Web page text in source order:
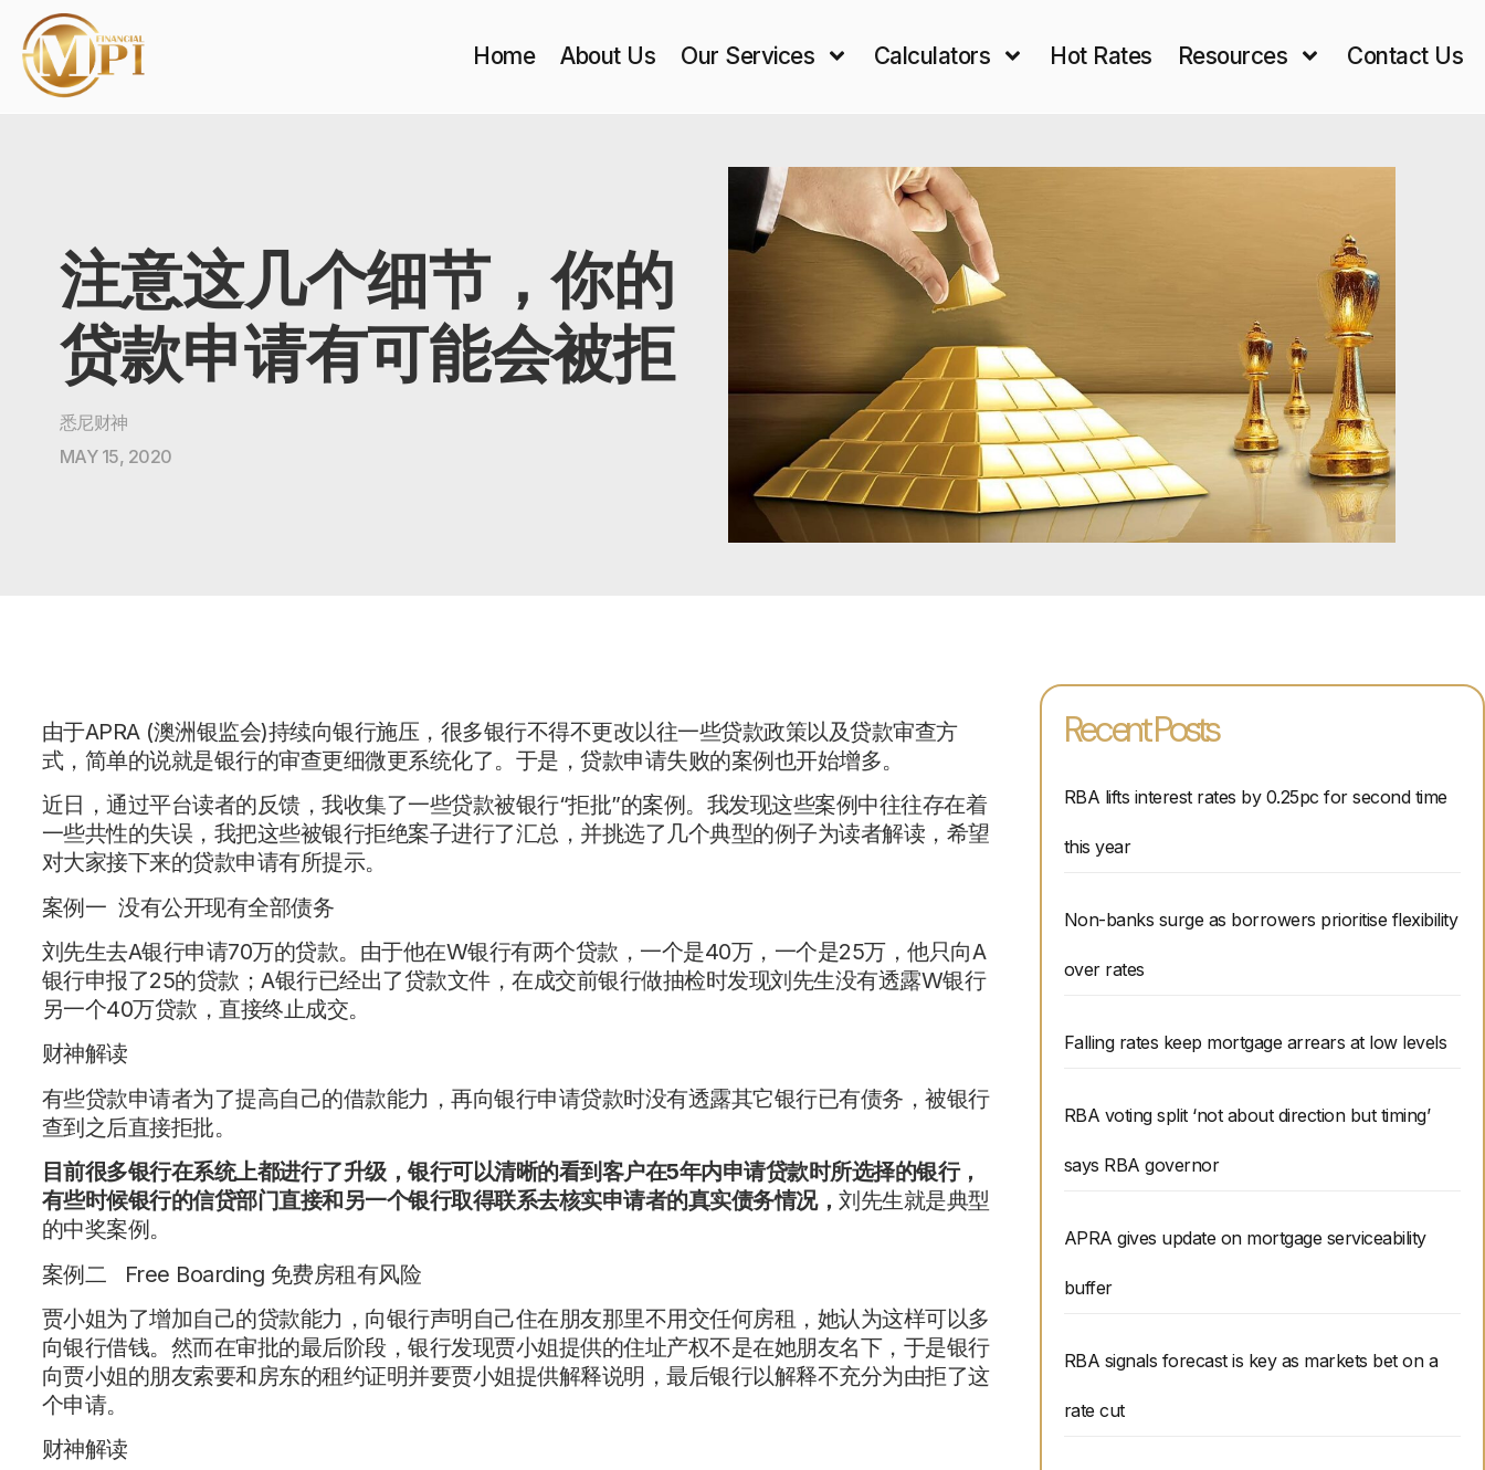
Home About Us Our Services Calculators Hot Rates Resources Contact Us
注意这几个细节，你的
贷款申请有可能会被拒
悉尼财神
MAY 15, 2020
由于APRA (澳洲银监会)持续向银行施压，很多银行不得不更改以往一些贷款政策以及贷款审查方
式，简单的说就是银行的审查更细微更系统化了。于是，贷款申请失败的案例也开始增多。
近日，通过平台读者的反馈，我收集了一些贷款被银行“拒批”的案例。我发现这些案例中往往存在着
一些共性的失误，我把这些被银行拒绝案子进行了汇总，并挑选了几个典型的例子为读者解读，希望
对大家接下来的贷款申请有所提示。
案例一 没有公开现有全部债务
刘先生去A银行申请70万的贷款。由于他在W银行有两个贷款，一个是40万，一个是25万，他只向A
银行申报了25的贷款；A银行已经出了贷款文件，在成交前银行做抽检时发现刘先生没有透露W银行
另一个40万贷款，直接终止成交。
财神解读
有些贷款申请者为了提高自己的借款能力，再向银行申请贷款时没有透露其它银行已有债务，被银行
查到之后直接拒批。
目前很多银行在系统上都进行了升级，银行可以清晰的看到客户在5年内申请贷款时所选择的银行，
有些时候银行的信贷部门直接和另一个银行取得联系去核实申请者的真实债务情况，刘先生就是典型
的中奖案例。
案例二 Free Boarding 免费房租有风险
贾小姐为了增加自己的贷款能力，向银行声明自己住在朋友那里不用交任何房租，她认为这样可以多
向银行借钱。然而在审批的最后阶段，银行发现贾小姐提供的住址产权不是在她朋友名下，于是银行
向贾小姐的朋友索要和房东的租约证明并要贾小姐提供解释说明，最后银行以解释不充分为由拒了这
个申请。
财神解读
Recent Posts
RBA lifts interest rates by 0.25pc for second time
this year
Non-banks surge as borrowers prioritise flexibility
over rates
Falling rates keep mortgage arrears at low levels
RBA voting split ‘not about direction but timing’
says RBA governor
APRA gives update on mortgage serviceability
buffer
RBA signals forecast is key as markets bet on a
rate cut